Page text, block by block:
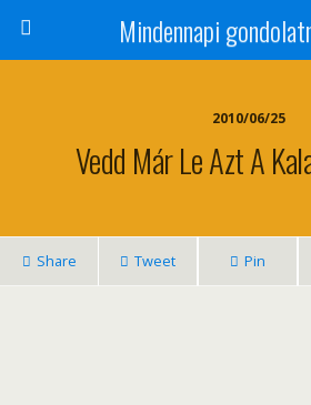
Mindennapi
2010/06/25
Vedd Már Le Azt A
Share Tweet Pin